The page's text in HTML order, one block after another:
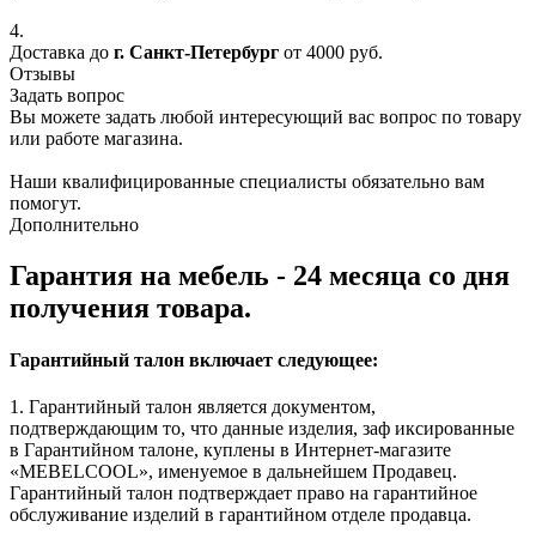
4.
Доставка до г. Санкт-Петербург от 4000 руб.
Отзывы
Задать вопрос
Вы можете задать любой интересующий вас вопрос по товару
или работе магазина.
Наши квалифицированные специалисты обязательно вам
помогут.
Дополнительно
Гарантия на мебель - 24 месяца со дня
получения товара.
Гарантийный талон включает следующее:
1. Гарантийный талон является документом,
подтверждающим то, что данные изделия, заф иксированные
в Гарантийном талоне, куплены в Интернет-магазите
«MEBELCOOL», именуемое в дальнейшем Продавец.
Гарантийный талон подтверждает право на гарантийное
обслуживание изделий в гарантийном отделе продавца.